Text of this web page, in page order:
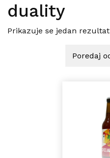
duality
Prikazuje se jedan rezultat